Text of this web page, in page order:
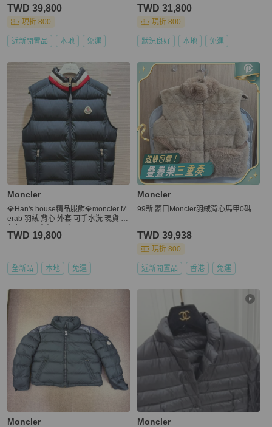
TWD 39,800
現折 800
近新閒置品 本地 免運
TWD 31,800
現折 800
狀況良好 本地 免運
Moncler
💎Han's house精品服飾💎moncler M
erab 羽絨 背心 外套 可手水洗 現貨 青
TWD 19,800
全新品 本地 免運
Moncler
99新 蒙口Moncler羽絨背心馬甲0碼
TWD 39,938
現折 800
近新閒置品 香港 免運
Moncler Moncler